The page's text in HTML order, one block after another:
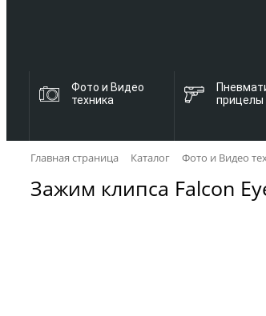
Фото и Видео
техника
прицелы
Главная страница Каталог Фото и Видео
Зажим клипса Falcon